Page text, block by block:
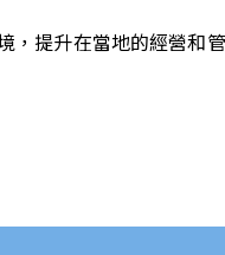
，提升在當地的經營和